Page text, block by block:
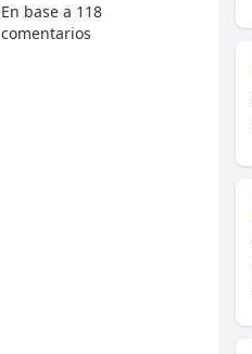
En base a 118
comentarios